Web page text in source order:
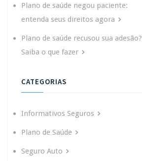
Plano de saúde negou paciente:
entenda seus direitos agora
Plano de saúde recusou sua adesão?
Saiba o que fazer
CATEGORIAS
Informativos Seguros
Plano de Saúde
Seguro Auto